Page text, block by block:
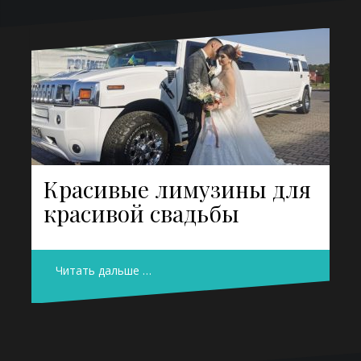
Красивые лимузины для
красивой свадьбы
Читать дальше …